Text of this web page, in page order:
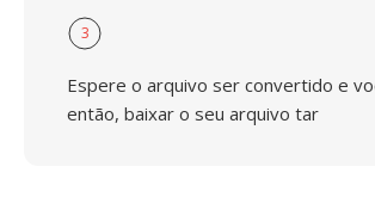
3
Espere o arquivo ser convertido e
então, baixar o seu arquivo tar